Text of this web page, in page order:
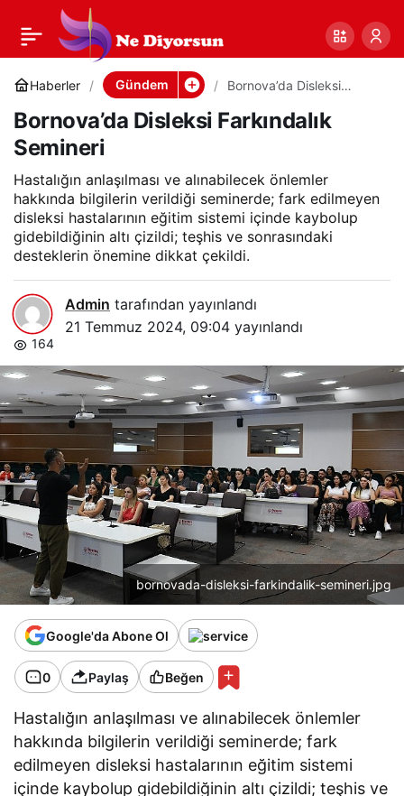
Haberler Gündem
Bornova’da Disleksi
Bornova’da Disleksi Farkındalık
Semineri
Hastalığın anlaşılması ve alınabilecek önlemler
hakkında bilgilerin verildiği seminerde; fark edilmeyen
disleksi hastalarının eğitim sistemi içinde kaybolup
gidebildiğinin altı çizildi; teşhis ve sonrasındaki
desteklerin önemine dikkat çekildi.
Admin tarafından yayınlandı
21 Temmuz 2024, 09:04 yayınlandı
164
bornovada-disleksi-farkindalik-semineri.jpg
Google'da Abone Ol
0 Paylaş Beğen
Hastalığın anlaşılması ve alınabilecek önlemler
hakkında bilgilerin verildiği seminerde; fark
edilmeyen disleksi hastalarının eğitim sistemi
içinde kaybolup gidebildiğinin altı çizildi; teşhis ve
Bornova’da Disleksi
Farkındalık Semineri
Paylaş